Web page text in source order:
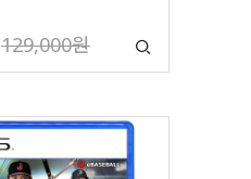
129,000원